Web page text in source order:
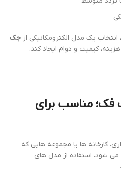
یک مدل الکترومکانیکی از جک
کیفیت و دوام ایجاد کند.
فک؛ مناسب برای
کارخانه ها یا مجموعه هایی که
می شود، استفاده از مدل های